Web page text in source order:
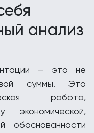
анализ
— это не
суммы. Это
работа,
обоснованности